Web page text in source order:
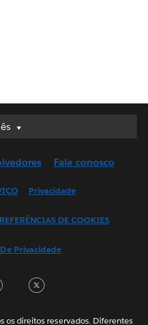
Fale conosco
Privacidade
DE COOKIES
Privacidade
Facebook
os direitos reservados. Diferentes